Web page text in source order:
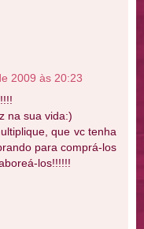
2009 às 20:23
na sua vida:)
que vc tenha
para comprá-los
los!!!!!!